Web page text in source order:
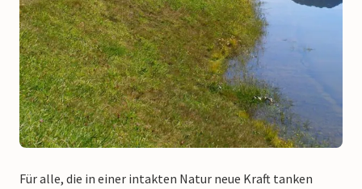
Für alle, die in einer intakten Natur neue Kraft tanken